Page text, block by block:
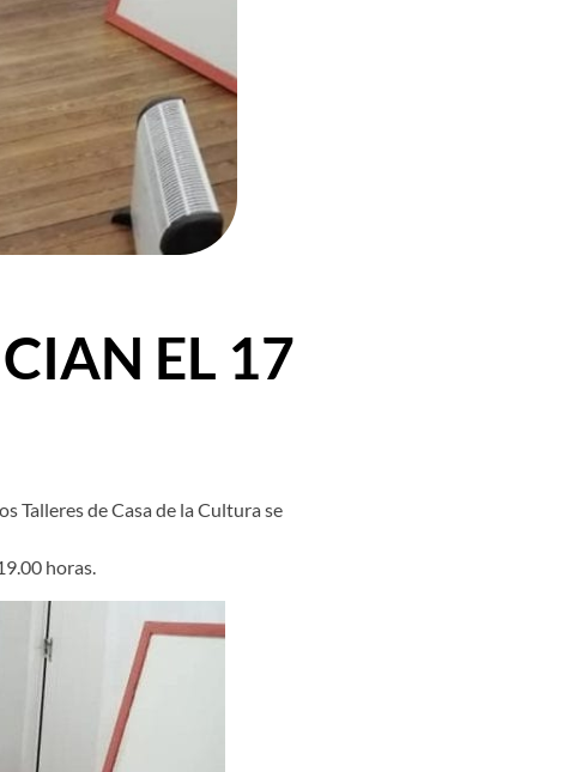
EL 17
Talleres de Casa de la Cultura se
horas.